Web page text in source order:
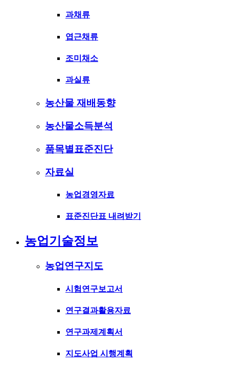
과채류
엽근채류
조미채소
과실류
농산물 재배동향
농산물소득분석
품목별표준진단
자료실
농업경영자료
표준진단표 내려받기
농업기술정보
농업연구지도
시험연구보고서
연구결과활용자료
연구과제계획서
지도사업 시행계획